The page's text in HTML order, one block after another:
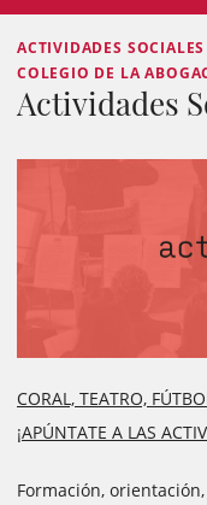
ACTIVIDADES
COLEGIO DE LA
Actividades
CORAL, TEATRO,
¡APÚNTATE A LAS
Formación,